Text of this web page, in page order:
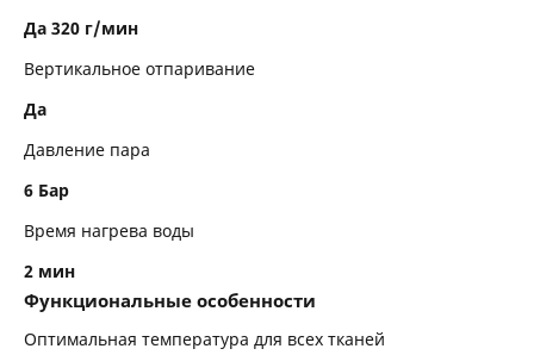
Да 320 г/мин
Вертикальное отпаривание
Да
Давление пара
6 Бар
Время нагрева воды
2 мин
Функциональные особенности
Оптимальная температура для всех тканей